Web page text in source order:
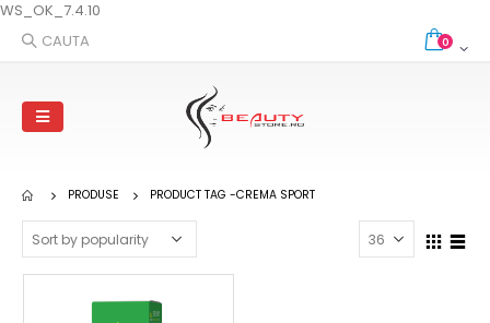
WS_OK_7.4.10
CAUTA
0
PRODUSE PRODUCT TAG -CREMA SPORT